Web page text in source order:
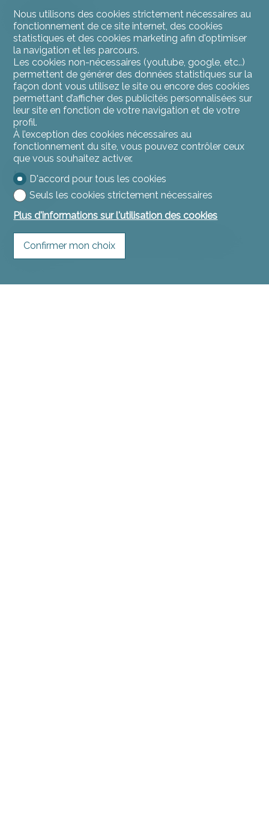
Transports
CFF, CJ, MobiJu
Loisirs
Plusieurs associations sportives et culturelles y sont
actives
Nous utilisons des cookies strictement nécessaires au
fonctionnement de ce site internet, des cookies
statistiques et des cookies marketing afin d'optimiser
la navigation et les parcours.
Les cookies non-nécessaires (youtube, google, etc..)
permettent de générer des données statistiques sur la
façon dont vous utilisez le site ou encore des cookies
permettant d’afficher des publicités personnalisées sur
leur site en fonction de votre navigation et de votre
profil.
À l’exception des cookies nécessaires au
fonctionnement du site, vous pouvez contrôler ceux
que vous souhaitez activer.
D'accord pour tous les cookies
Seuls les cookies strictement nécessaires
Plus d'informations sur l'utilisation des cookies
Confirmer mon choix